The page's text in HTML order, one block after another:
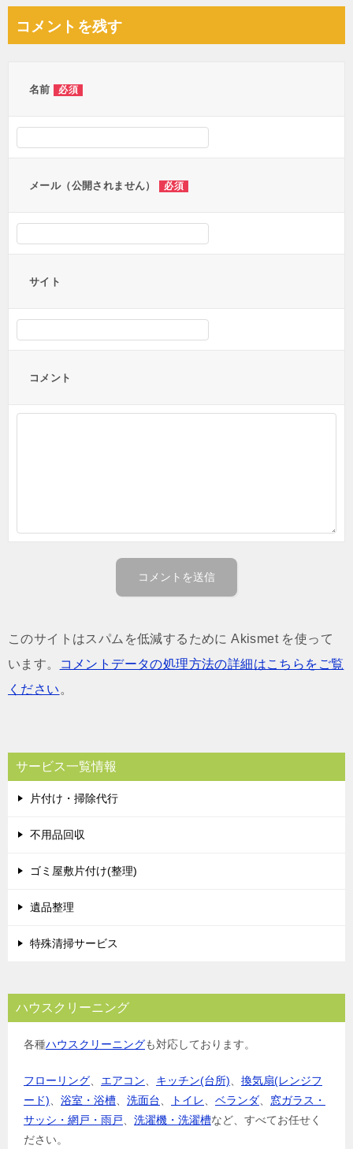
ビ
コメントを残す
名前 必須
メール（公開されません） 必須
サイト
コメント
このサイトはスパムを低減するために Akismet を使って
います。
コメントデータの処理方法の詳細はこちらをご覧
ください 。
サービス一覧情報
片付け・掃除代行
不用品回収
ゴミ屋敷片付け(整理)
遺品整理
特殊清掃サービス
ハウスクリーニング
各種ハウスクリーニングも対応しております。
フローリング エアコン キッチン(台所)
換気扇(レンジフ
ード)
浴室・浴槽 洗面台 トイレ ベランダ
窓ガラス・
サッシ・網戸・雨戸
洗濯機・洗濯槽など、すべてお任せく
ださい。